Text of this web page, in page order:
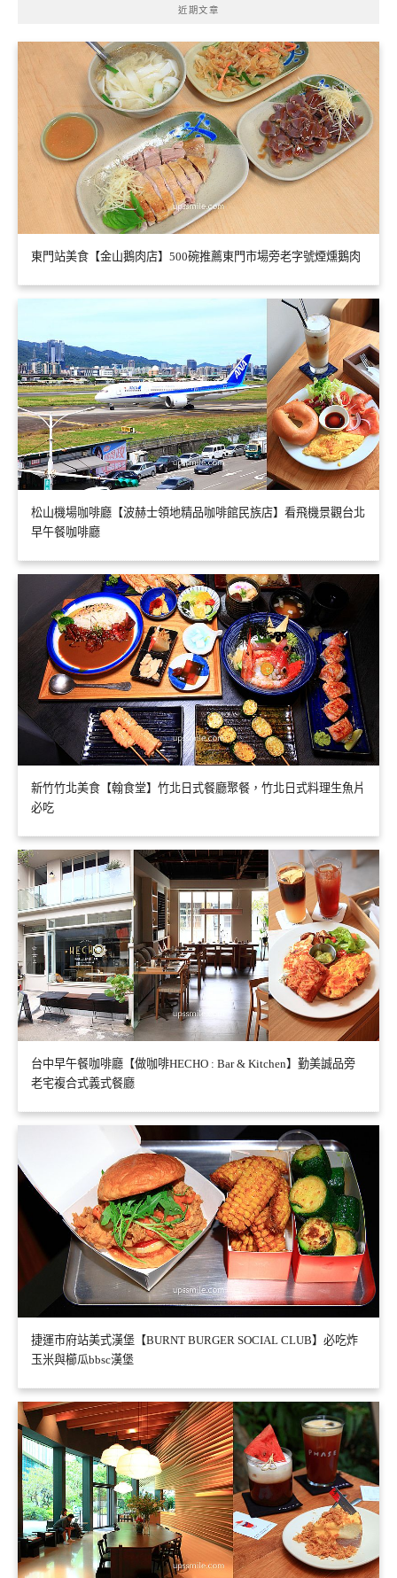
近期文章
東門站美食【金山鵝肉店】500碗推薦東門市場旁老字號煙燻鵝肉
松山機場咖啡廳【波赫士領地精品咖啡館民族店】看飛機景觀台北
早午餐咖啡廳
新竹竹北美食【翰食堂】竹北日式餐廳聚餐，竹北日式料理生魚片
必吃
台中早午餐咖啡廳【做咖啡HECHO : Bar & Kitchen】勤美誠品旁
老宅複合式義式餐廳
捷運市府站美式漢堡【BURNT BURGER SOCIAL CLUB】必吃炸
玉米與櫛瓜bbsc漢堡